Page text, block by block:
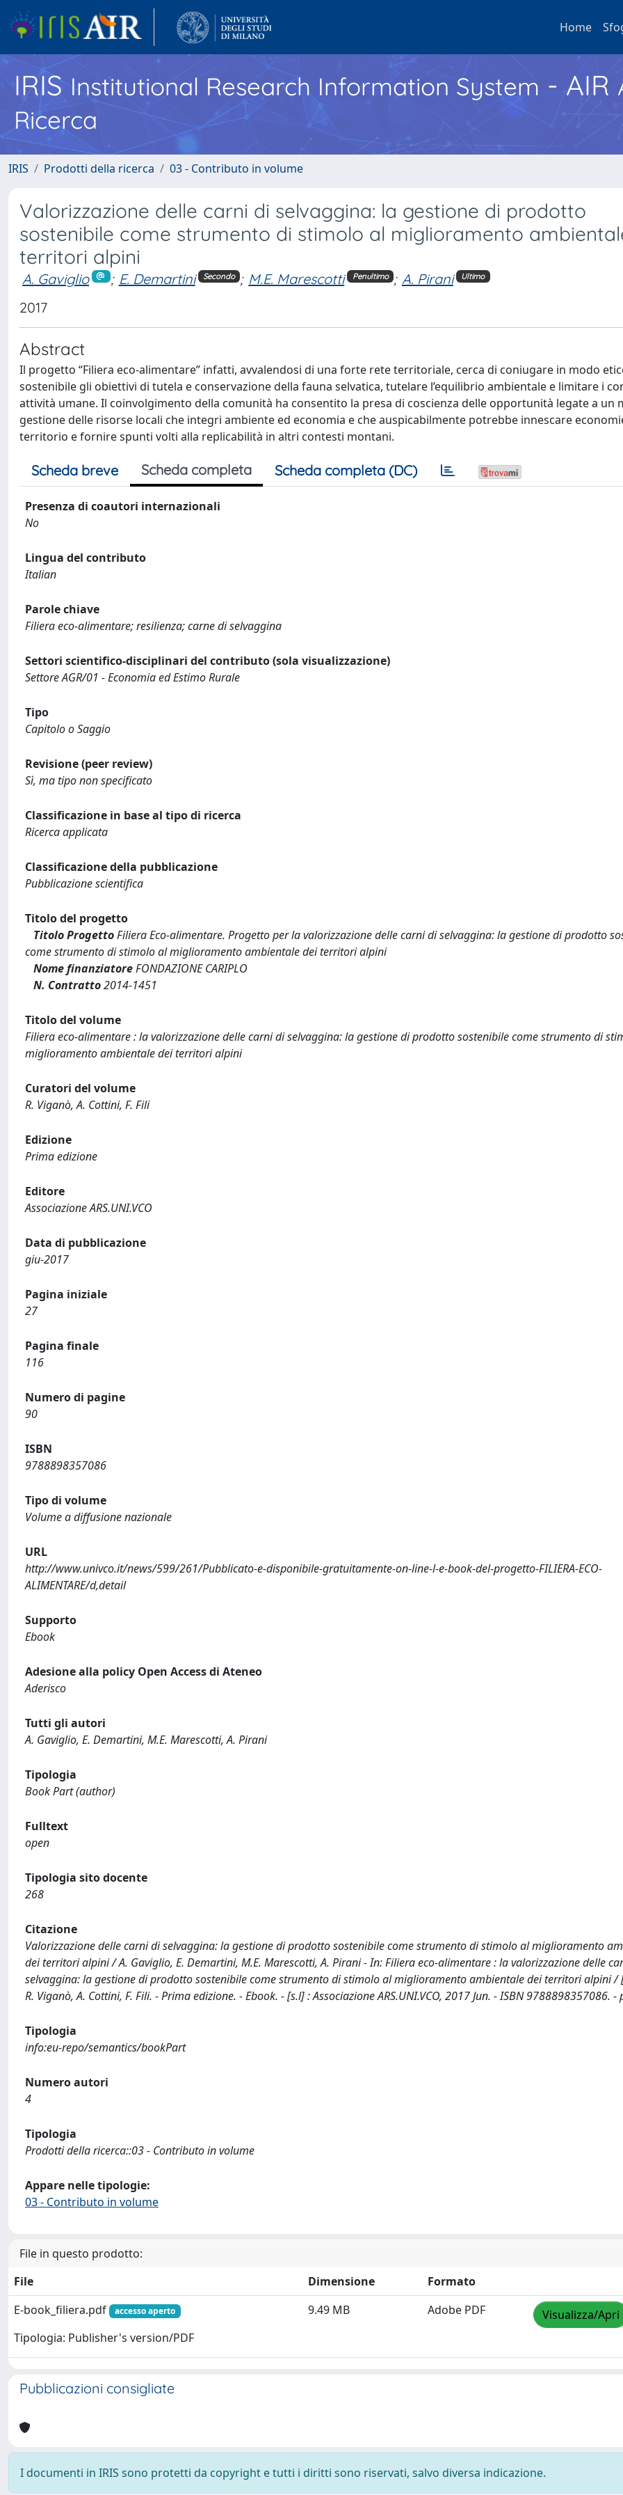
Home
IRISInstitutional Research Information System - AIR
Ricerca
IRIS Prodotti della ricerca 03 - Contributo in volume
Valorizzazione delle carni di selvaggina: la gestione di prodotto
sostenibile come strumento di stimolo al miglioramento
territori alpini
A. Gaviglio ; E. Demartini Secondo ; M.E. Marescotti Penultimo ; A. Pirani Ultimo
2017
Abstract
Il progetto “Filiera eco-alimentare” infatti, avvalendosi di una forte rete territoriale, cerca di coniugare in modo
sostenibile gli obiettivi di tutela e conservazione della fauna selvatica, tutelare l’equilibrio ambientale e limitare i
attività umane. Il coinvolgimento della comunità ha consentito la presa di coscienza delle opportunità legate a un
gestione delle risorse locali che integri ambiente ed economia e che auspicabilmente potrebbe innescare
territorio e fornire spunti volti alla replicabilità in altri contesti montani.
Scheda breve Scheda completa Scheda completa (DC)
Presenza di coautori internazionali
No
Lingua del contributo
Italian
Parole chiave
Filiera eco-alimentare; resilienza; carne di selvaggina
Settori scientifico-disciplinari del contributo (sola visualizzazione)
Settore AGR/01 - Economia ed Estimo Rurale
Tipo
Capitolo o Saggio
Revisione (peer review)
Sì, ma tipo non specificato
Classificazione in base al tipo di ricerca
Ricerca applicata
Classificazione della pubblicazione
Pubblicazione scientifica
Titolo del progetto
Titolo ProgettoFiliera Eco-alimentare. Progetto per la valorizzazione delle carni di selvaggina: la gestione di prodotto
come strumento di stimolo al miglioramento ambientale dei territori alpini
Nome finanziatoreFONDAZIONE CARIPLO
N. Contratto2014-1451
Titolo del volume
Filiera eco-alimentare : la valorizzazione delle carni di selvaggina: la gestione di prodotto sostenibile come strumento di
miglioramento ambientale dei territori alpini
Curatori del volume
R. Viganò, A. Cottini, F. Fili
Edizione
Prima edizione
Editore
Associazione ARS.UNI.VCO
Data di pubblicazione
giu-2017
Pagina iniziale
27
Pagina finale
116
Numero di pagine
90
ISBN
9788898357086
Tipo di volume
Volume a diffusione nazionale
URL
http://www.univco.it/news/599/261/Pubblicato-e-disponibile-gratuitamente-on-line-l-e-book-del-progetto-FILIERA-ECO-
ALIMENTARE/d,detail
Supporto
Ebook
Adesione alla policy Open Access di Ateneo
Aderisco
Tutti gli autori
A. Gaviglio, E. Demartini, M.E. Marescotti, A. Pirani
Tipologia
Book Part (author)
Fulltext
open
Tipologia sito docente
268
Citazione
Valorizzazione delle carni di selvaggina: la gestione di prodotto sostenibile come strumento di stimolo al miglioramento
dei territori alpini / A. Gaviglio, E. Demartini, M.E. Marescotti, A. Pirani - In: Filiera eco-alimentare : la valorizzazione delle
selvaggina: la gestione di prodotto sostenibile come strumento di stimolo al miglioramento ambientale dei territori alpini /
R. Viganò, A. Cottini, F. Fili. - Prima edizione. - Ebook. - [s.l] : Associazione ARS.UNI.VCO, 2017 Jun. - ISBN 9788898357086. -
Tipologia
info:eu-repo/semantics/bookPart
Numero autori
4
Tipologia
Prodotti della ricerca::03 - Contributo in volume
Appare nelle tipologie:
03 - Contributo in volume
File in questo prodotto:
File
Dimensione
Formato
E-book_filiera.pdf
accesso aperto
Tipologia: Publisher's version/PDF
9.49 MB Adobe PDF Visualizza/Apri
Pubblicazioni consigliate
I documenti in IRIS sono protetti da copyright e tutti i diritti sono riservati, salvo diversa indicazione.